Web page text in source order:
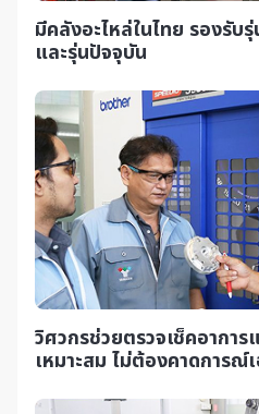
มีคลังอะไหล่ในไทย รองรับ
และรุ่นปัจจุบัน
วิศวกรช่วยตรวจเช็คอาการ
เหมาะสม ไม่ต้องคาดการณ์